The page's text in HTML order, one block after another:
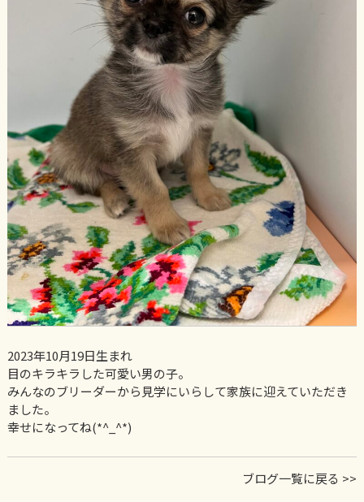
2023年10月19日生まれ
目のキラキラした可愛い男の子。
みんなのブリーダーから見学にいらして家族に迎えていただき
ました。
幸せになってね(*^_^*)
ブログ一覧に戻る >>